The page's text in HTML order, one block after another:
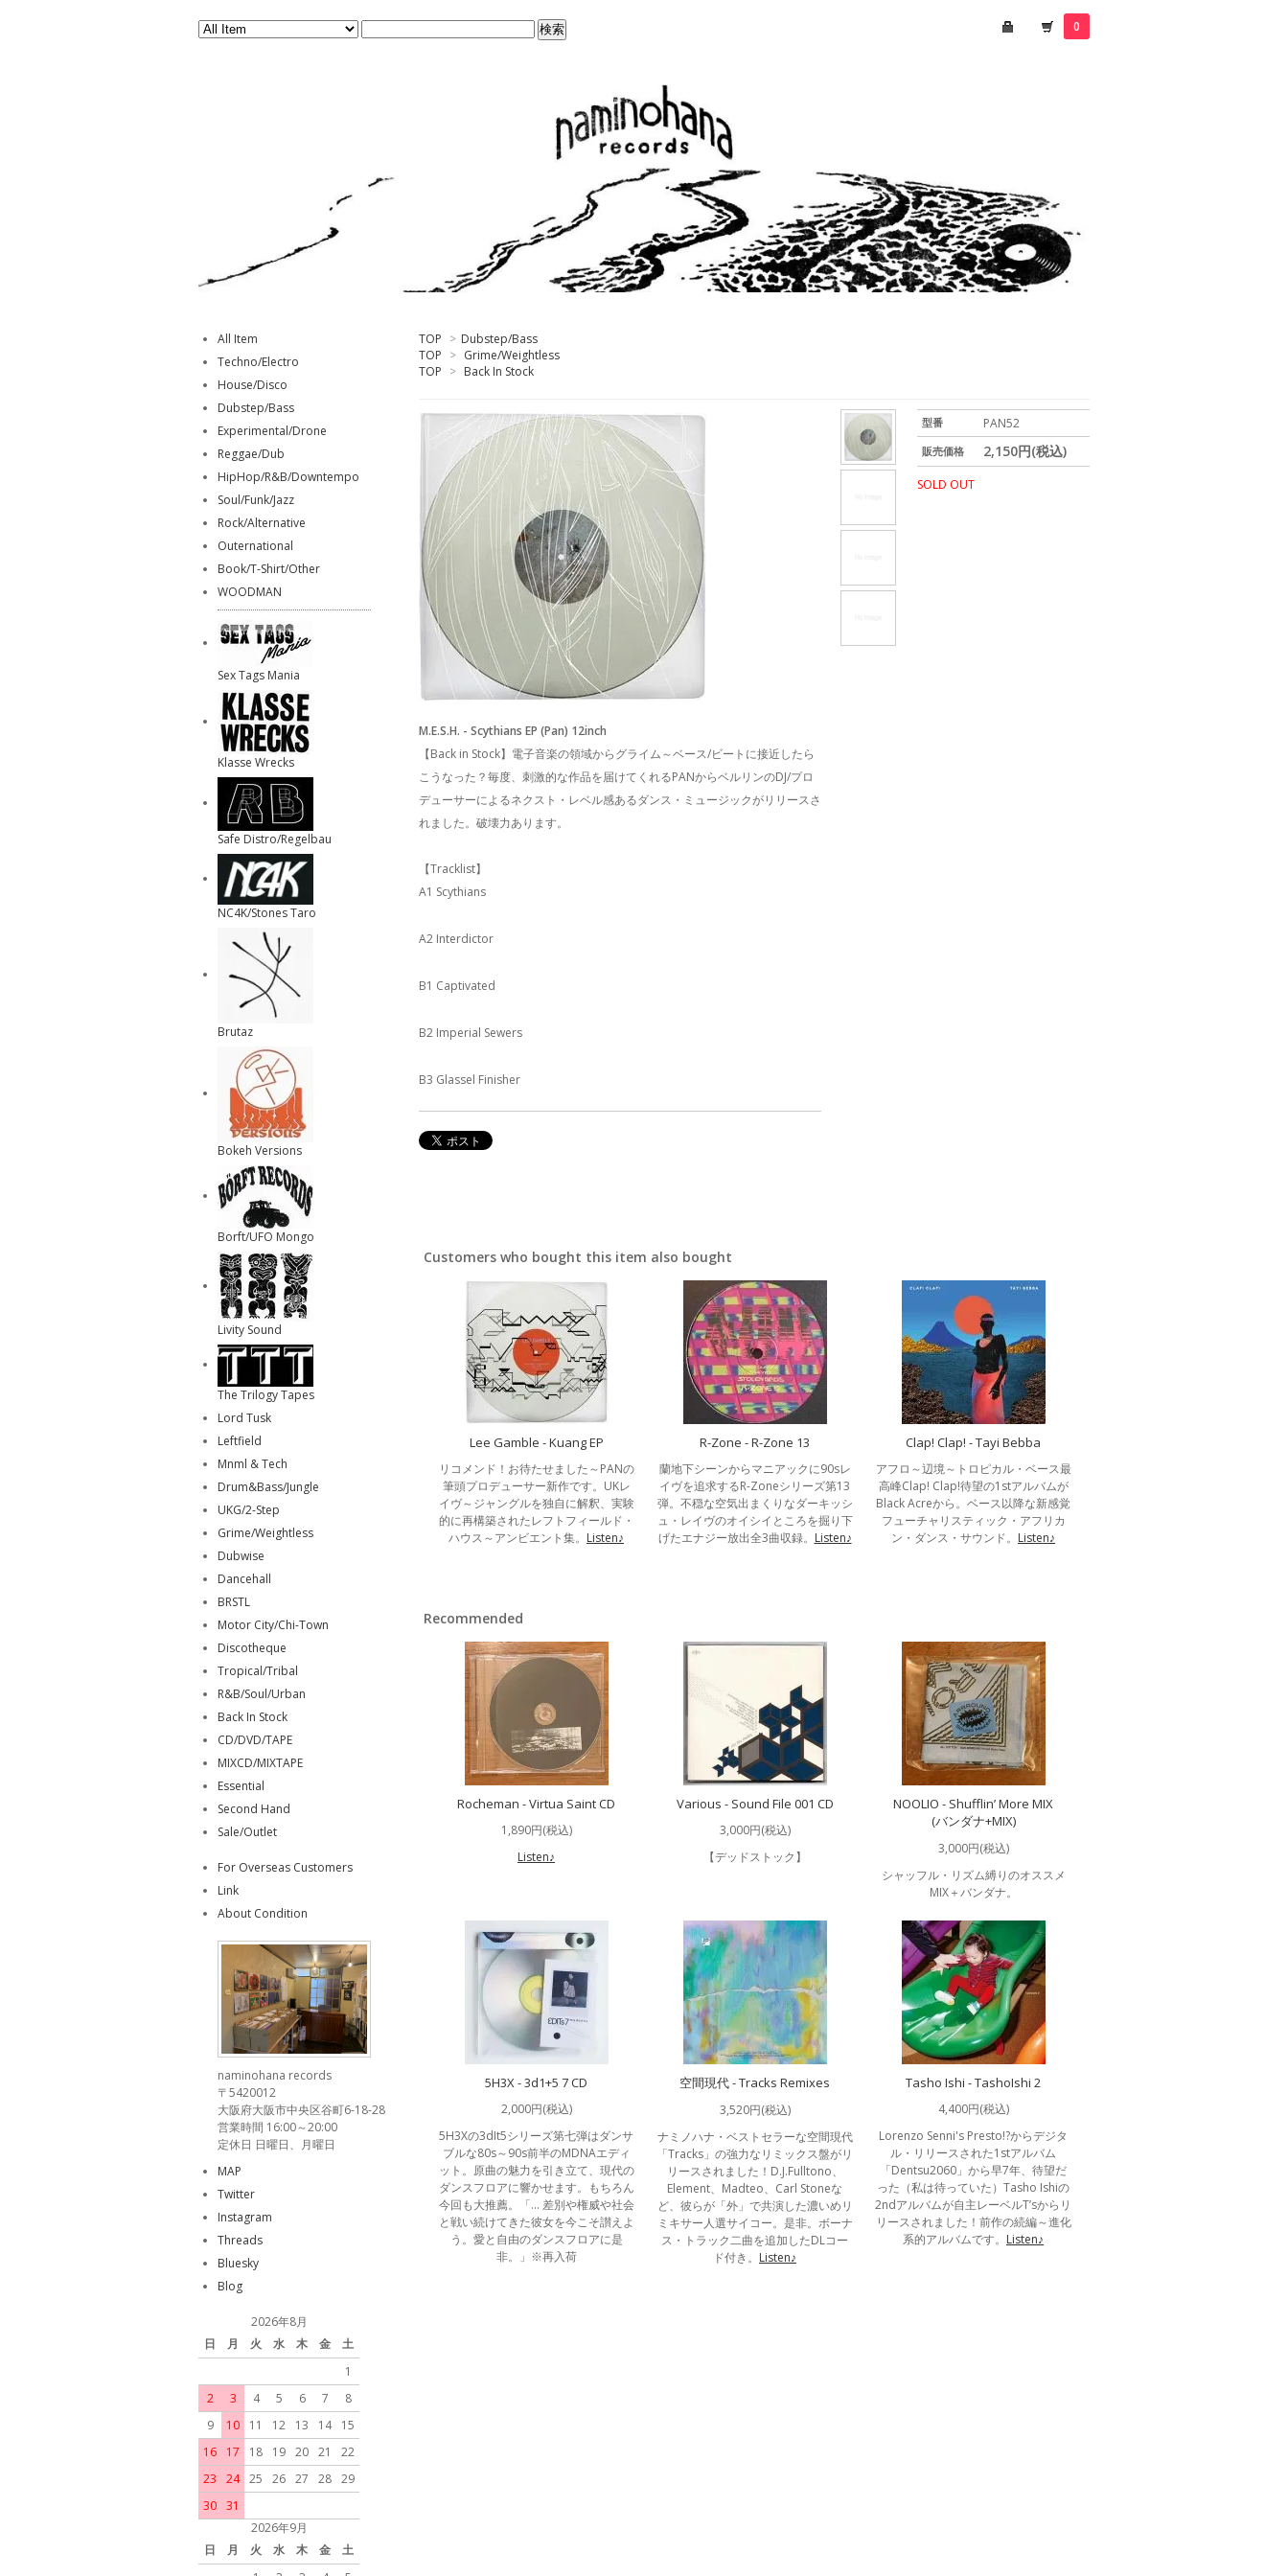
0
TOP > Dubstep/Bass
TOP > Grime/Weightless
TOP > Back In Stock
型番 PAN52
販売価格 2,150円(税込)
SOLD OUT
M.E.S.H. - Scythians EP (Pan) 12inch
【Back in Stock】電子音楽の領域からグライム～ベース/ビートに接近したら
こうなった？毎度、刺激的な作品を届けてくれるPANからベルリンのDJ/プロ
デューサーによるネクスト・レベル感あるダンス・ミュージックがリリースさ
れました。破壊力あります。
【Tracklist】
A1 Scythians
A2 Interdictor
B1 Captivated
B2 Imperial Sewers
B3 Glassel Finisher
Customers who bought this item also bought
Lee Gamble - Kuang EP
リコメンド！お待たせました～PANの
筆頭プロデューサー新作です。UKレ
イヴ～ジャングルを独自に解釈、実験
的に再構築されたレフトフィールド・
ハウス～アンビエント集。 Listen♪
R-Zone - R-Zone 13
蘭地下シーンからマニアックに90sレ
イヴを追求するR-Zoneシリーズ第13
弾。不穏な空気出まくりなダーキッシ
ュ・レイヴのオイシイところを掘り下
げたエナジー放出全3曲収録。 Listen♪
Clap! Clap! - Tayi Bebba
アフロ～辺境～トロピカル・ベース最
高峰Clap! Clap!待望の1stアルバムが
Black Acreから。ベース以降な新感覚
フューチャリスティック・アフリカ
ン・ダンス・サウンド。 Listen♪
Recommended
Rocheman - Virtua Saint CD
1,890円(税込)
Listen♪
Various - Sound File 001 CD
3,000円(税込)
【デッドストック】
NOOLIO - Shufflin’ More MIX
(バンダナ+MIX)
3,000円(税込)
シャッフル・リズム縛りのオススメ
MIX＋バンダナ。
5H3X - 3d1+5 7 CD
2,000円(税込)
5H3Xの3dIt5シリーズ第七弾はダンサ
ブルな80s～90s前半のMDNAエディ
ット。原曲の魅力を引き立て、現代の
ダンスフロアに響かせます。もちろん
今回も大推薦。「… 差別や権威や社会
と戦い続けてきた彼女を今こそ讃えよ
う。愛と自由のダンスフロアに是
非。」※再入荷
空間現代 - Tracks Remixes
3,520円(税込)
ナミノハナ・ベストセラーな空間現代
「Tracks」の強力なリミックス盤がリ
リースされました！D.J.Fulltono、
Element、Madteo、Carl Stoneな
ど、彼らが「外」で共演した濃いめリ
ミキサー人選サイコー。是非。ボーナ
ス・トラック二曲を追加したDLコー
ド付き。 Listen♪
Tasho Ishi - TashoIshi 2
4,400円(税込)
Lorenzo Senni's Presto!?からデジタ
ル・リリースされた1stアルバム
「Dentsu2060」から早7年、待望だ
った（私は待っていた）Tasho Ishiの
2ndアルバムが自主レーベルT’sからリ
リースされました！前作の続編～進化
系的アルバムです。 Listen♪
All Item
Techno/Electro
House/Disco
Dubstep/Bass
Experimental/Drone
Reggae/Dub
HipHop/R&B/Downtempo
Soul/Funk/Jazz
Rock/Alternative
Outernational
Book/T-Shirt/Other
WOODMAN
Sex Tags Mania
Klasse Wrecks
Safe Distro/Regelbau
NC4K/Stones Taro
Brutaz
Bokeh Versions
Borft/UFO Mongo
Livity Sound
The Trilogy Tapes
Lord Tusk
Leftfield
Mnml & Tech
Drum&Bass/Jungle
UKG/2-Step
Grime/Weightless
Dubwise
Dancehall
BRSTL
Motor City/Chi-Town
Discotheque
Tropical/Tribal
R&B/Soul/Urban
Back In Stock
CD/DVD/TAPE
MIXCD/MIXTAPE
Essential
Second Hand
Sale/Outlet
For Overseas Customers
Link
About Condition
naminohana records
〒5420012
大阪府大阪市中央区谷町6-18-28
営業時間 16:00～20:00
定休日 日曜日、月曜日
MAP
Twitter
Instagram
Threads
Bluesky
Blog
2026年8月
日
月 火 水 木 金
土
1
2
3 4 5 6 7
8
9
10 11 12 13 14
15
16
17 18 19 20 21
22
23
24 25 26 27 28 29
30 31
2026年9月
日
月 火 水 木 金
土